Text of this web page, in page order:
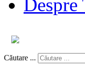
Despre
Căutare ...